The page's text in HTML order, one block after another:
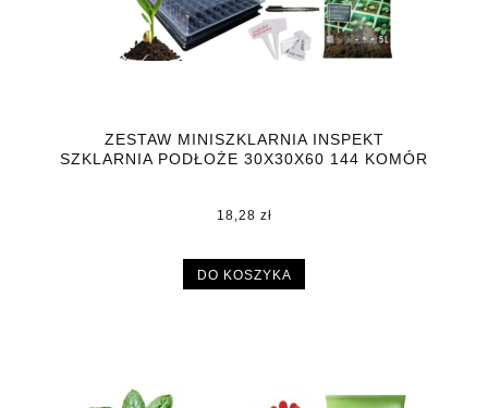
ZESTAW MINISZKLARNIA INSPEKT
SZKLARNIA PODŁOŻE 30X30X60 144 KOMÓR
18,28 zł
DO KOSZYKA